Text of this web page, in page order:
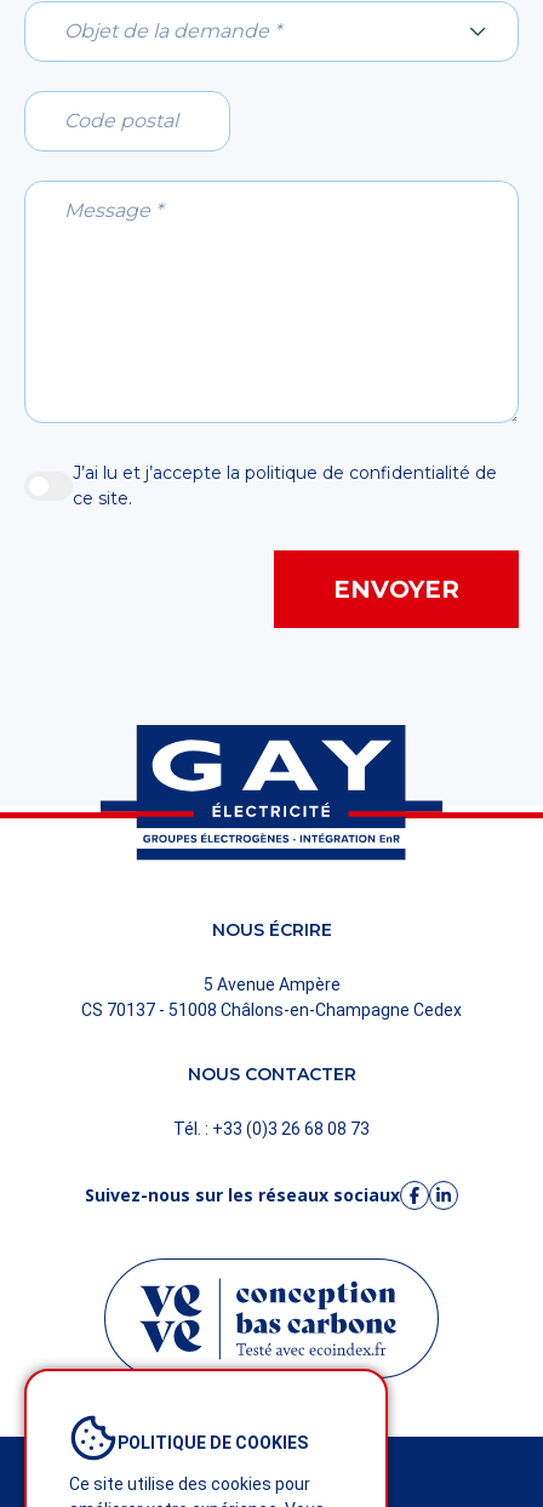
Objet de la demande *
Objet de la demande *
Code postal
Message *
J’ai lu et j’accepte la politique de confidentialité de
ce site.
ENVOYER
POLITIQUE DE COOKIES
Ce site utilise des cookies pour
NOUS ÉCRIRE
5 Avenue Ampère
CS 70137 - 51008 Châlons-en-Champagne Cedex
NOUS CONTACTER
Tél. : +33 (0)3 26 68 08 73
Suivez-nous sur les réseaux sociaux
Mentions légales